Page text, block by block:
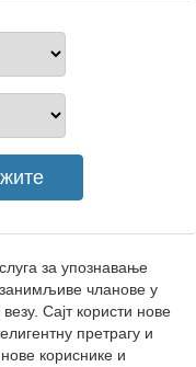
за упознавање
чланове у
Сајт користи нове
претрагу и
кориснике и